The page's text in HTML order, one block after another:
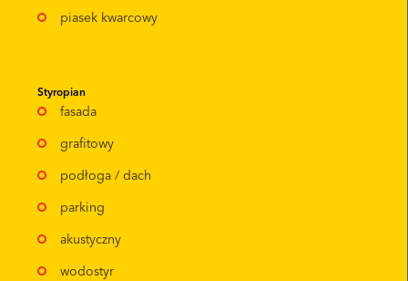
piasek kwarcowy
Styropian
fasada
grafitowy
podłoga / dach
parking
akustyczny
wodostyr